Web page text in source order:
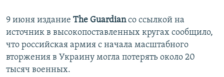
9 июня издание The Guardianсо ссылкой на
источник в высокопоставленных кругах сообщило,
что российская армия с начала масштабного
вторжения в Украину могла потерять около 20
тысяч военных.